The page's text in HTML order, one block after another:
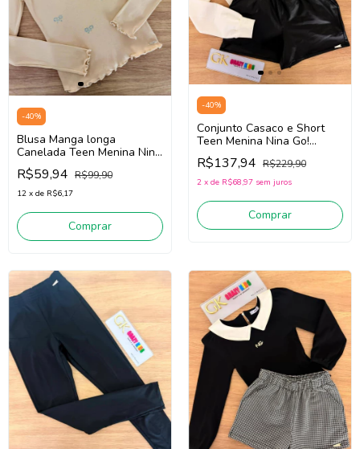
-40%
Blusa Manga longa
Canelada Teen Menina Nina
Go! 2261010 (Bege Claro)
R$59,94 R$99,90
12 x de R$6,17
Comprar
-40%
Conjunto Casaco e Short
Teen Menina Nina Go!
2261036 (Off White/Preto)
R$137,94 R$229,90
2 x de R$68,97 sem juros
Comprar